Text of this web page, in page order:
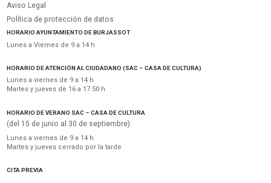
Aviso Legal
Política de protección de datos
HORARIO AYUNTAMIENTO DE BURJASSOT
Lunes a Viernes de 9 a 14 h
HORARIO DE ATENCIÓN AL CIUDADANO (SAC – CASA DE CULTURA)
Lunes a viernes de 9 a 14 h
Martes y jueves de 16 a 17:50 h
HORARIO DE VERANO SAC – CASA DE CULTURA
(del 15 de junio al 30 de septiembre)
Lunes a viernes de 9 a 14 h
Martes y jueves cerrado por la tarde
CITA PREVIA